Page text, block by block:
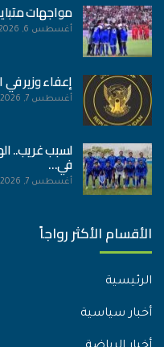
مواجهات
أغسطس 6, 2026
إعفاء وزير
أغسطس 7, 2026
لسبب غريب..
في…
أغسطس 7, 2026
الأقسام الأكثر رواجاً
الرئيسية
أخبار سياسية